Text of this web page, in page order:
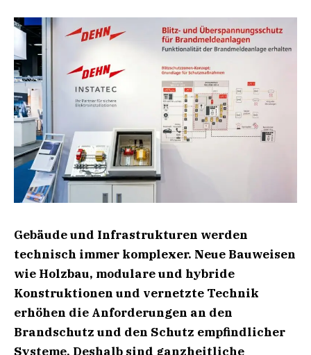
Gebäude und Infrastrukturen werden
technisch immer komplexer. Neue Bauweisen
wie Holzbau, modulare und hybride
Konstruktionen und vernetzte Technik
erhöhen die Anforderungen an den
Brandschutz und den Schutz empfindlicher
Systeme. Deshalb sind ganzheitliche